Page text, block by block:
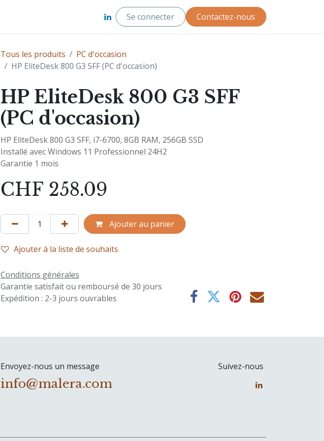
Se connecter Contactez-nous
Tous les produits
PC d'occasion
HP EliteDesk 800 G3 SFF (PC d'occasion)
HP EliteDesk 800 G3 SFF
(PC d'occasion)
HP EliteDesk 800 G3 SFF, i7-6700, 8GB RAM, 256GB SSD
Installé avec Windows 11 Professionnel 24H2
Garantie 1 mois
CHF 258.09
Ajouter au panier
Ajouter à la liste de souhaits
Conditions générales
Garantie satisfait ou remboursé de 30 jours
Expédition : 2-3 jours ouvrables
Envoyez-nous un message
info@malera.com
Suivez-nous